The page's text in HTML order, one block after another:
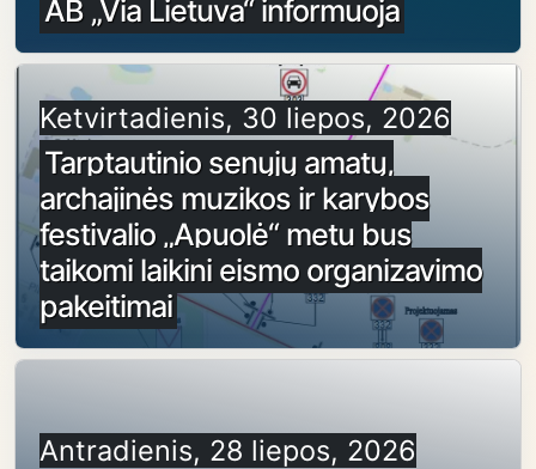
AB „Via Lietuva“ informuoja
Ketvirtadienis, 30 liepos, 2026
Tarptautinio senųjų amatų,
archajinės muzikos ir karybos
festivalio „Apuolė“ metu bus
taikomi laikini eismo organizavimo
pakeitimai
Antradienis, 28 liepos, 2026